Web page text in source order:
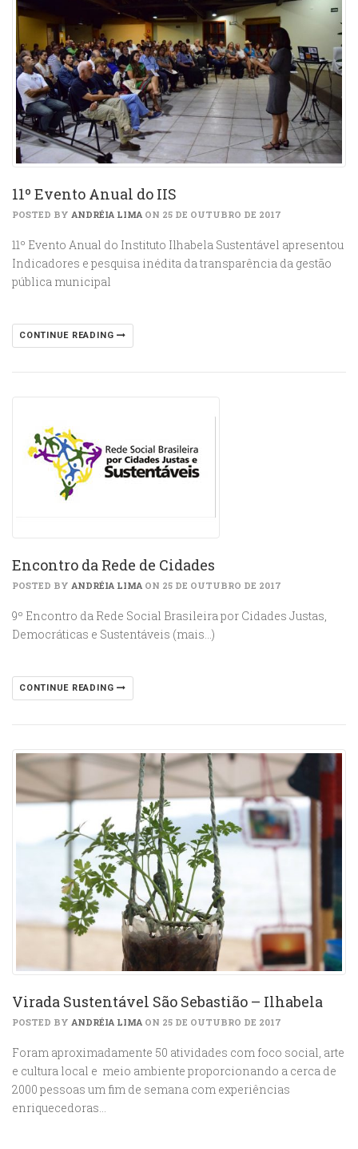
11º Evento Anual do IIS
POSTED BY ANDRÉIA LIMA ON 25 DE OUTUBRO DE 2017
11º Evento Anual do Instituto Ilhabela Sustentável apresentou
Indicadores e pesquisa inédita da transparência da gestão
pública municipal
CONTINUE READING
Encontro da Rede de Cidades
POSTED BY ANDRÉIA LIMA ON 25 DE OUTUBRO DE 2017
9º Encontro da Rede Social Brasileira por Cidades Justas,
Democráticas e Sustentáveis (mais…)
CONTINUE READING
Virada Sustentável São Sebastião – Ilhabela
POSTED BY ANDRÉIA LIMA ON 25 DE OUTUBRO DE 2017
Foram aproximadamente 50 atividades com foco social, arte
e cultura local e meio ambiente proporcionando a cerca de
2000 pessoas um fim de semana com experiências
enriquecedoras…